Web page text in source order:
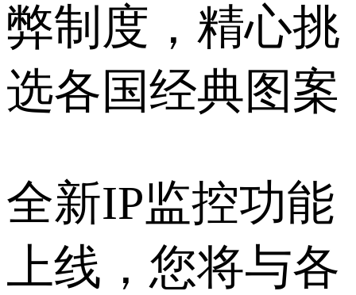
弊制度，精心挑
选各国经典图案
全新IP监控功能
上线，您将与各